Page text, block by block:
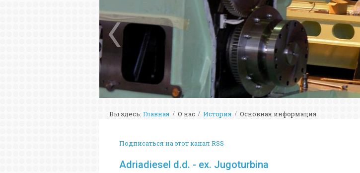
Вы здесь: Главная О нас История Основная информация
Подписаться на этот канал RSS
Adriadiesel d.d. - ex. Jugoturbina